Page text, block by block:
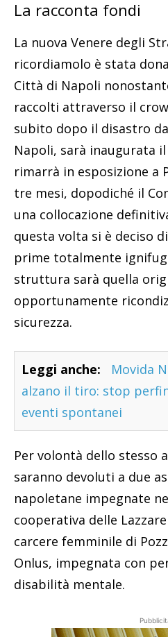
La racconta fondi
La nuova Venere degli
ricordiamolo è stata
Città di Napoli
raccolti attraverso il
subito dopo il disastro
Napoli, sarà inaugurata
rimarrà in esposizione a
tre mesi, dopodiché il
una collocazione
questa volta si è deciso
prime totalmente
struttura sarà quella
opportunamente
sicurezza.
Leggi anche:
Movida
alzano il tiro: stop
eventi spontanei
Per volontà dello stesso
saranno devoluti a due
napoletane impegnate
cooperativa delle
carcere femminile di
Onlus, impegnata con
disabilità mentale.